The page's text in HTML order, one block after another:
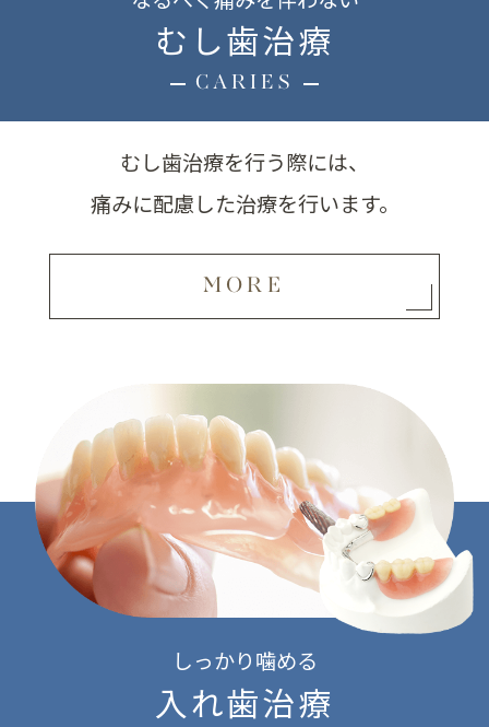
むし歯治療
CARIES
むし歯治療を行う際には、
痛みに配慮した治療を行います。
MORE
しっかり噛める
入れ歯治療